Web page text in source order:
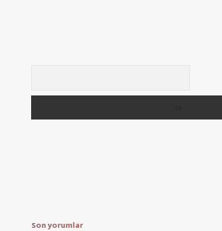
Son yorumlar